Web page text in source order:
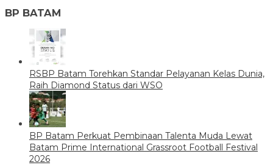
BP BATAM
RSBP Batam Torehkan Standar Pelayanan Kelas Dunia,
Raih Diamond Status dari WSO
BP Batam Perkuat Pembinaan Talenta Muda Lewat
Batam Prime International Grassroot Football Festival
2026